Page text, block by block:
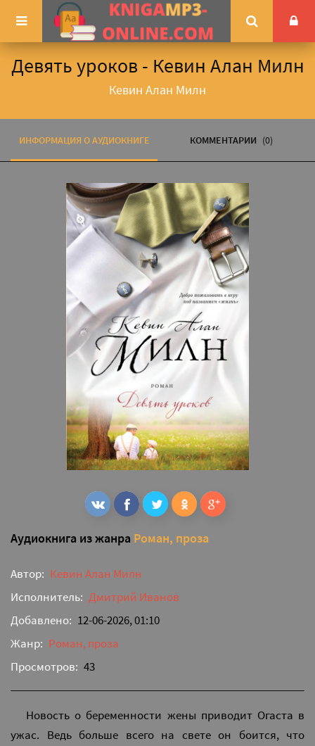
Девять уроков - Кевин Алан Милн
Кевин Алан Милн
ИНФОРМАЦИЯ О АУДИОКНИГЕ КОММЕНТАРИИ (0)
Аудиокнига из жанра Роман, проза
Автор: Кевин Алан Милн
Исполнитель: Дмитрий Иванов
Добавлено: 12-06-2026, 01:10
Жанр: Роман, проза
Просмотров: 43
Новость о беременности жены приводит Огаста в
ужас. Ведь больше всего на свете он боится, что